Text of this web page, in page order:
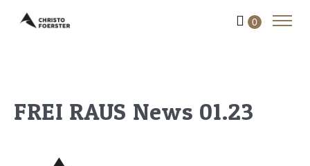
0
FREI RAUS News 01.23